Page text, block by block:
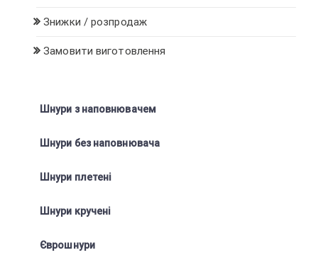
Знижки / розпродаж
Замовити виготовлення
Шнури з наповнювачем
Шнури без наповнювача
Шнури плетені
Шнури кручені
Єврошнури